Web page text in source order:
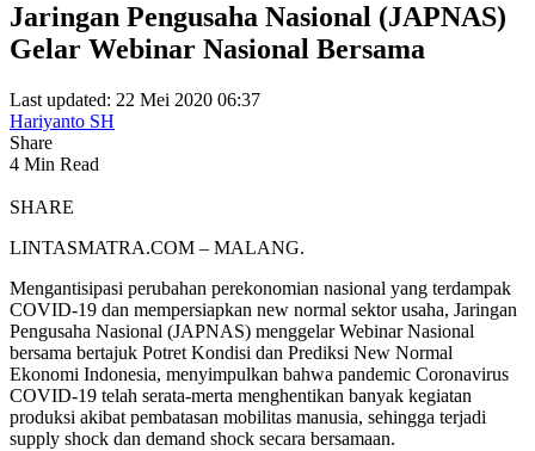
Jaringan Pengusaha Nasional (JAPNAS)
Gelar Webinar Nasional Bersama
Last updated: 22 Mei 2020 06:37
Hariyanto SH
Share
4 Min Read
SHARE
LINTASMATRA.COM – MALANG.
Mengantisipasi perubahan perekonomian nasional yang terdampak
COVID-19 dan mempersiapkan new normal sektor usaha, Jaringan
Pengusaha Nasional (JAPNAS) menggelar Webinar Nasional
bersama bertajuk Potret Kondisi dan Prediksi New Normal
Ekonomi Indonesia, menyimpulkan bahwa pandemic Coronavirus
COVID-19 telah serata-merta menghentikan banyak kegiatan
produksi akibat pembatasan mobilitas manusia, sehingga terjadi
supply shock dan demand shock secara bersamaan.